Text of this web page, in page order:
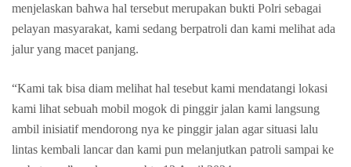
menjelaskan bahwa hal tersebut merupakan bukti Polri sebagai
pelayan masyarakat, kami sedang berpatroli dan kami melihat ada
jalur yang macet panjang.
“Kami tak bisa diam melihat hal tesebut kami mendatangi lokasi
kami lihat sebuah mobil mogok di pinggir jalan kami langsung
ambil inisiatif mendorong nya ke pinggir jalan agar situasi lalu
lintas kembali lancar dan kami pun melanjutkan patroli sampai ke